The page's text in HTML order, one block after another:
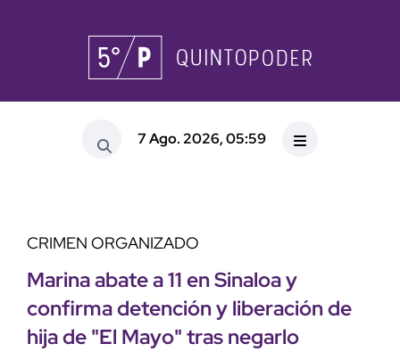
7 Ago. 2026, 05:59
CRIMEN ORGANIZADO
Marina abate a 11 en Sinaloa y
confirma detención y liberación de
hija de "El Mayo" tras negarlo